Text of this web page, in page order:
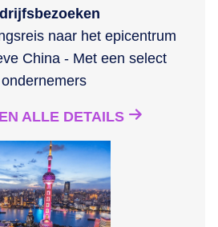
naar het epicentrum
China - Met een select
ALLE DETAILS